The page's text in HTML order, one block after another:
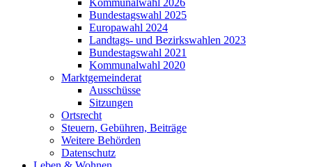
Kommunalwahl 2026
Bundestagswahl 2025
Europawahl 2024
Landtags- und Bezirkswahlen 2023
Bundestagswahl 2021
Kommunalwahl 2020
Marktgemeinderat
Ausschüsse
Sitzungen
Ortsrecht
Steuern, Gebühren, Beiträge
Weitere Behörden
Datenschutz